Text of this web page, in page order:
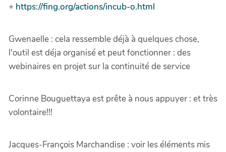
+ https://fing.org/actions/incub-o.html
Gwenaelle : cela ressemble déjà à quelques chose,
l'outil est déja organisé et peut fonctionner : des
webinaires en projet sur la continuité de service
Corinne Bouguettaya est prête à nous appuyer : et très
volontaire!!!
Jacques-François Marchandise : voir les éléments mis